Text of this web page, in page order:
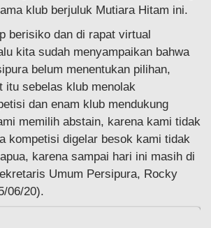
klub berjuluk Mutiara Hitam ini.
berisiko dan di rapat virtual
kita sudah menyampaikan bahwa
belum menentukan pilihan,
itu sebelas klub menolak
dan enam klub mendukung
memilih abstain, karena kami tidak
kompetisi digelar besok kami tidak
karena sampai hari ini masih di
Umum Persipura, Rocky
06/20).